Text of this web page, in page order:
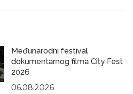
Međunarodni festival
dokumentarnog filma City Fest
2026
06.08.2026